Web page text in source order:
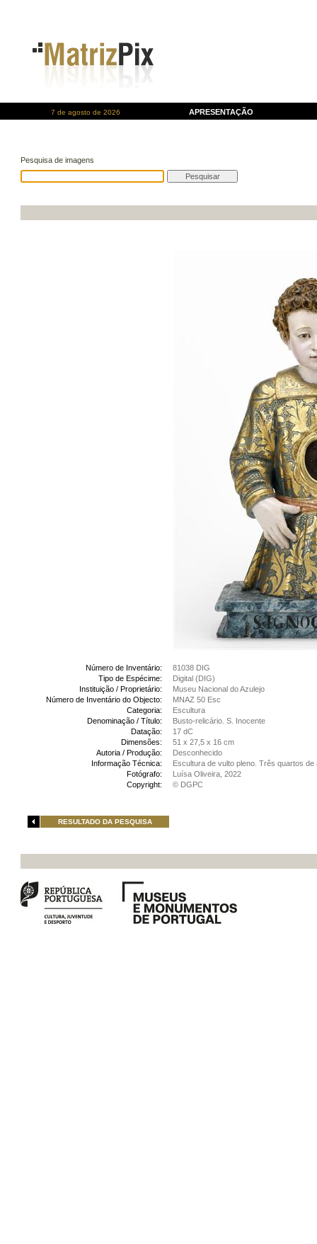
7 de agosto de 2026 APRESENTAÇÃO
Pesquisa de imagens
Número de Inventário:
81038 DIG
Tipo de Espécime:
Digital (DIG)
Instituição / Proprietário:
Museu Nacional do Azulejo
Número de Inventário do Objecto:
MNAZ 50 Esc
Categoria:
Escultura
Denominação / Título:
Busto-relicário. S. Inocente
Datação:
17 dC
Dimensões:
51 x 27,5 x 16 cm
Autoria / Produção:
Desconhecido
Informação Técnica:
Escultura de vulto pleno. Três quartos
Fotógrafo:
Luísa Oliveira, 2022
Copyright:
© DGPC
RESULTADO DA PESQUISA